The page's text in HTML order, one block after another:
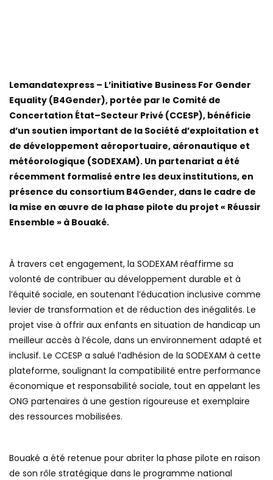
Lemandatexpress – L’initiative Business For Gender
Equality (B4Gender), portée par le Comité de
Concertation État–Secteur Privé (CCESP), bénéficie
d’un soutien important de la Société d’exploitation et
de développement aéroportuaire, aéronautique et
météorologique (SODEXAM). Un partenariat a été
récemment formalisé entre les deux institutions, en
présence du consortium B4Gender, dans le cadre de
la mise en œuvre de la phase pilote du projet « Réussir
Ensemble » à Bouaké.
À travers cet engagement, la SODEXAM réaffirme sa
volonté de contribuer au développement durable et à
l’équité sociale, en soutenant l’éducation inclusive comme
levier de transformation et de réduction des inégalités. Le
projet vise à offrir aux enfants en situation de handicap un
meilleur accès à l’école, dans un environnement adapté et
inclusif. Le CCESP a salué l’adhésion de la SODEXAM à cette
plateforme, soulignant la compatibilité entre performance
économique et responsabilité sociale, tout en appelant les
ONG partenaires à une gestion rigoureuse et exemplaire
des ressources mobilisées.
Bouaké a été retenue pour abriter la phase pilote en raison
de son rôle stratégique dans le programme national